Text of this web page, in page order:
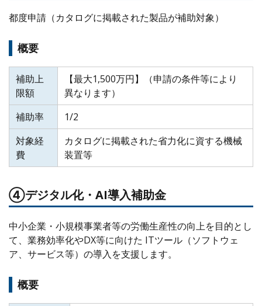
都度申請（カタログに掲載された製品が補助対象）
概要
補助上
限額
【最大1,500万円】（申請の条件等により
異なります）
補助率
1/2
対象経
費
カタログに掲載された省力化に資する機械
装置等
④デジタル化・AI導入補助金
中小企業・小規模事業者等の労働生産性の向上を目的とし
て、業務効率化やDX等に向けた ITツール（ソフトウェ
ア、サービス等）の導入を支援します。
概要